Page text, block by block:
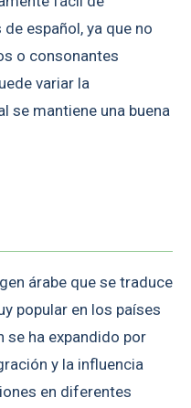
español, ya que no
o consonantes
variar la
se mantiene una buena
árabe que se traduce
popular en los países
se ha expandido por
y la influencia
en diferentes